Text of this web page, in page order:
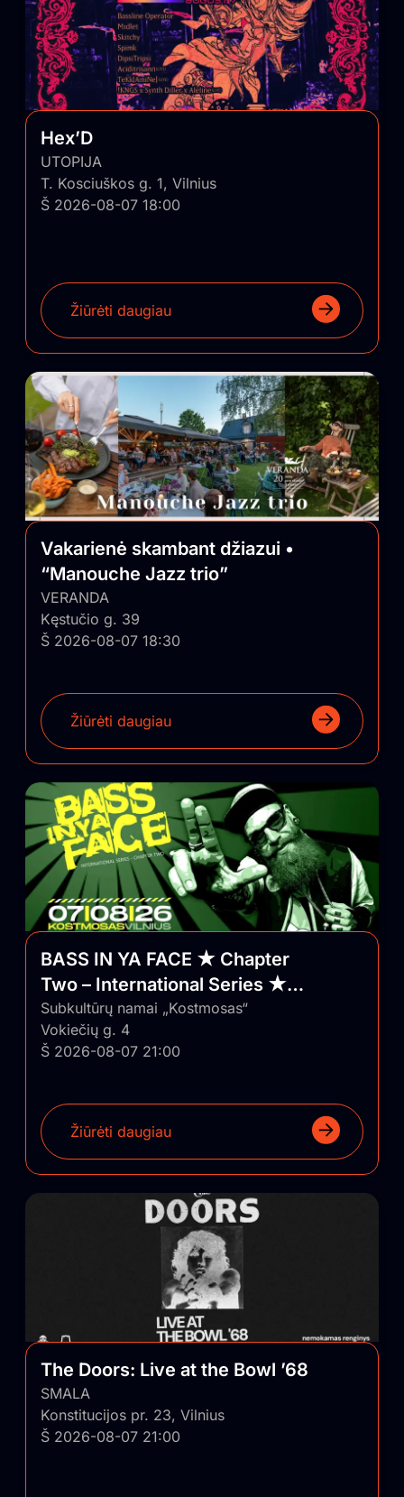
Hex’D
UTOPIJA
T. Kosciuškos g. 1, Vilnius
Š 2026-08-07 18:00
Žiūrėti daugiau
Vakarienė skambant džiazui •
“Manouche Jazz trio”
VERANDA
Kęstučio g. 39
Š 2026-08-07 18:30
Žiūrėti daugiau
BASS IN YA FACE ★ Chapter
Two – International Series ★
Vilnius/Lithuania
Subkultūrų namai „Kostmosas“
Vokiečių g. 4
Š 2026-08-07 21:00
Žiūrėti daugiau
The Doors: Live at the Bowl ’68
SMALA
Konstitucijos pr. 23, Vilnius
Š 2026-08-07 21:00